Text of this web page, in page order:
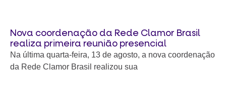
Nova coordenação da Rede Clamor Brasil
realiza primeira reunião presencial
Na última quarta-feira, 13 de agosto, a nova coordenação
da Rede Clamor Brasil realizou sua